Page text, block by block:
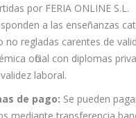
por FERIA ONLINE S.L.
a las enseñanzas
no regladas carentes de
oficial con diplomas
laboral.
de pago: Se pueden
mediante transferencia